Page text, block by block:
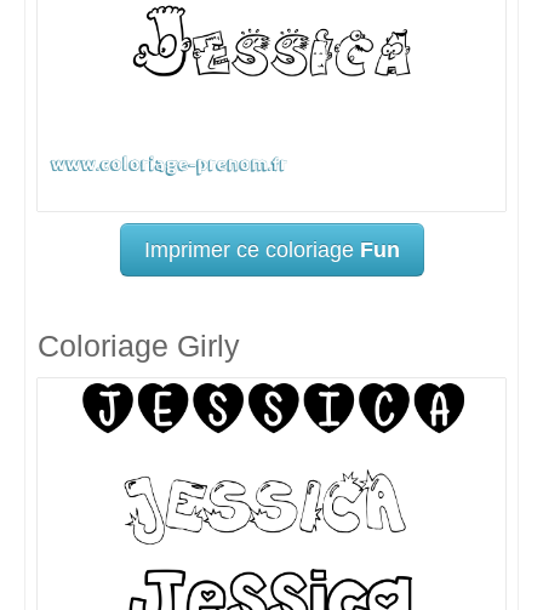
Imprimer ce coloriage Fun
Coloriage Girly